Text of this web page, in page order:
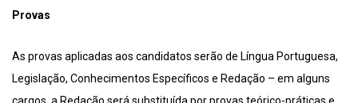
Provas
As provas aplicadas aos candidatos serão de Língua Portuguesa,
Legislação, Conhecimentos Específicos e Redação – em alguns